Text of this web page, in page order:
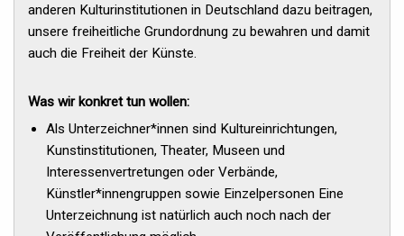
anderen Kulturinstitutionen in Deutschland dazu beitragen,
unsere freiheitliche Grundordnung zu bewahren und damit
auch die Freiheit der Künste.
Was wir konkret tun wollen:
Als Unterzeichner*innen sind Kultureinrichtungen,
Kunstinstitutionen, Theater, Museen und
Interessenvertretungen oder Verbände,
Künstler*innengruppen sowie Einzelpersonen Eine
Unterzeichnung ist natürlich auch noch nach der